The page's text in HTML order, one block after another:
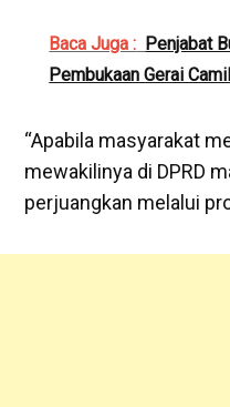
Baca Juga : Penjabat
Pembukaan Gerai
“Apabila masyarakat
mewakilinya di DPRD
perjuangkan melalui